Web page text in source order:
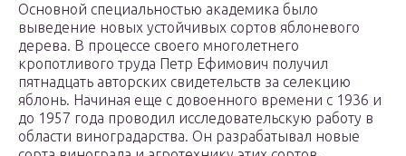
Основной специальностью академика было
выведение новых устойчивых сортов яблоневого
дерева. В процессе своего многолетнего
кропотливого труда Петр Ефимович получил
пятнадцать авторских свидетельств за селекцию
яблонь. Начиная еще с довоенного времени с 1936 и
до 1957 года проводил исследовательскую работу в
области виноградарства. Он разрабатывал новые